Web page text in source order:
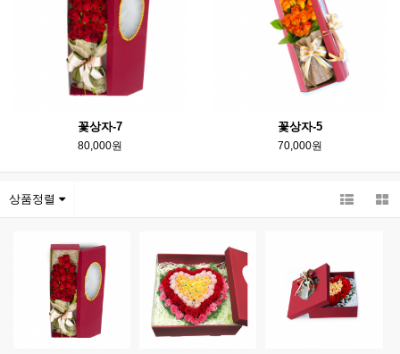
꽃상자-7
80,000원
꽃상자-5
70,000원
상품정렬